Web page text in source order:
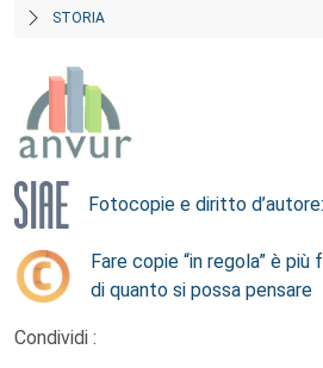
STORIA
Fotocopie e diritto
Fare copie “in regola” è più
di quanto si possa pensare
Condividi :